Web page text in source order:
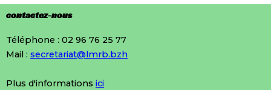
contactez-nous
Téléphone : 02 96 76 25 77
Mail : secretariat@lmrb.bzh
Plus d'informations ici